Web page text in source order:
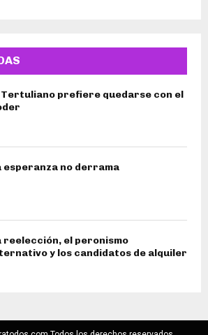
Tertuliano prefiere quedarse con el
esperanza no derrama
reelección, el peronismo
y los candidatos de alquiler